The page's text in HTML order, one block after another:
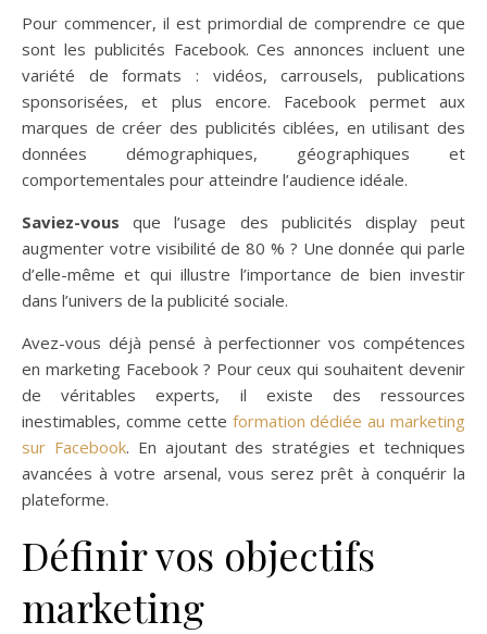
Pour commencer, il est primordial de comprendre ce que
sont les publicités Facebook. Ces annonces incluent une
variété de formats : vidéos, carrousels, publications
sponsorisées, et plus encore. Facebook permet aux
marques de créer des publicités ciblées, en utilisant des
données démographiques, géographiques et
comportementales pour atteindre l’audience idéale.
Saviez-vous que l’usage des publicités display peut
augmenter votre visibilité de 80 % ? Une donnée qui parle
d’elle-même et qui illustre l’importance de bien investir
dans l’univers de la publicité sociale.
Avez-vous déjà pensé à perfectionner vos compétences
en marketing Facebook ? Pour ceux qui souhaitent devenir
de véritables experts, il existe des ressources
inestimables, comme cette formation dédiée au marketing
sur Facebook. En ajoutant des stratégies et techniques
avancées à votre arsenal, vous serez prêt à conquérir la
plateforme.
Définir vos objectifs
marketing